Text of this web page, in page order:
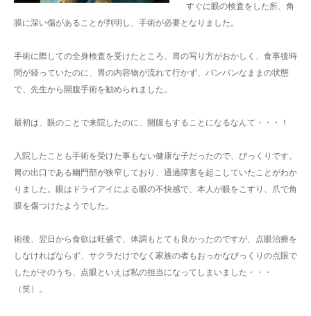
すぐに眼の検査をした所、角
膜に深い傷があることが判明し、手術が必要となりました。
手術に際しての全身検査を受けたところ、胃の写り方がおかしく、食事後時
間が経っていたのに、胃の内容物が流れて行かず、パンパンなままの状態
で、先生から開腹手術を勧められました。
最初は、眼のことで来院したのに、開腹もすることになるなんて・・・！
入院したことも手術を受けた事もない健康な子だったので、びっくりです。
胃の出口である幽門部が狭窄しており、通過障害を起こしていたことがわか
りました。眼はドライアイによる眼の不快感で、本人が眼をこすり、爪で角
膜を傷つけたようでした。
術後、翌日から食欲は旺盛で、体調もとても良かったのですが、点眼治療を
しなければならず、サクラだけでなく家族の者もおっかなびっくりの点眼で
したがそのうち、点眼といえば私の担当になってしまいました・・・
（笑）。